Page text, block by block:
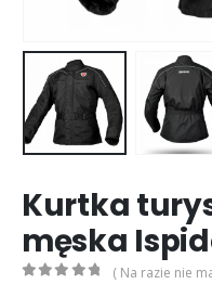
Kurtka
męska
( Na razie nie
0out of 5
299,00
0 out of 5
299,00 zł